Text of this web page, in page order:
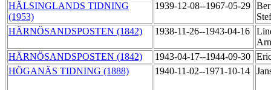
HÄLSINGLANDS TIDNING
(1953)
1939-12-08--1967-05-29
HÄRNÖSANDSPOSTEN (1842)
1938-11-26--1943-04-16
HÄRNÖSANDSPOSTEN (1842)
1943-04-17--1944-09-30
HÖGANÄS TIDNING (1888)
1940-11-02--1971-10-14